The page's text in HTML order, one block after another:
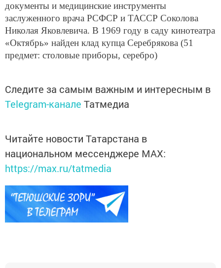
документы и медицинские инструменты
заслуженного врача РСФСР и ТАССР Соколова
Николая Яковлевича. В 1969 году в саду кинотеатра
«Октябрь» найден клад купца Серебрякова (51
предмет: столовые приборы, серебро)
Следите за самым важным и интересным в
Telegram-канале Татмедиа
Читайте новости Татарстана в
национальном мессенджере MАХ:
https://max.ru/tatmedia